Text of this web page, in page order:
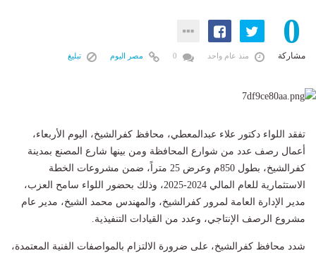
0
مشاركة منذ عام واحد مصر اليوم تبليغ
تفقد اللواء دكتور علاء عبدالمعطي، محافظ كفرالشيخ، اليوم الأربعاء،
أعمال رصف عدد من شوارع المحافظة ومن بينها شارع المصنع بمدينة
كفرالشيخ، بطول 850م وعرض 25 متراً، ضمن مشروعات الخطة
الاستثمارية للعام المالي 2024-2025، وذلك بحضور اللواء سامح العزب،
مدير الإدارة العامة لمرور كفرالشيخ، والمهندس محمد الشيخ، مدير عام
مشروع الرصف الإنتاجي، وعدد من القيادات التنفيذية.
شدد محافظ كفرالشيخ، على ضرورة الالتزام بالمواصفات الفنية المعتمدة،